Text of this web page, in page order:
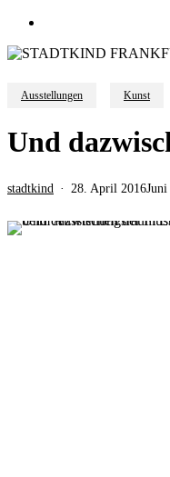
Ausstellungen Kunst
Und
stadtkind 28. April 2016